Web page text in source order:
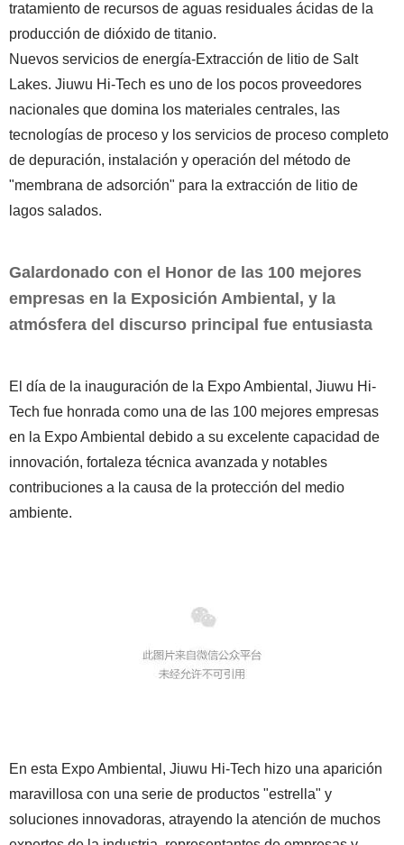
tratamiento de recursos de aguas residuales ácidas de la
producción de dióxido de titanio.
Nuevos servicios de energía-Extracción de litio de Salt
Lakes. Jiuwu Hi-Tech es uno de los pocos proveedores
nacionales que domina los materiales centrales, las
tecnologías de proceso y los servicios de proceso completo
de depuración, instalación y operación del método de
"membrana de adsorción" para la extracción de litio de
lagos salados.
Galardonado con el Honor de las 100 mejores
empresas en la Exposición Ambiental, y la
atmósfera del discurso principal fue entusiasta
El día de la inauguración de la Expo Ambiental, Jiuwu Hi-
Tech fue honrada como una de las 100 mejores empresas
en la Expo Ambiental debido a su excelente capacidad de
innovación, fortaleza técnica avanzada y notables
contribuciones a la causa de la protección del medio
ambiente.
En esta Expo Ambiental, Jiuwu Hi-Tech hizo una aparición
maravillosa con una serie de productos "estrella" y
soluciones innovadoras, atrayendo la atención de muchos